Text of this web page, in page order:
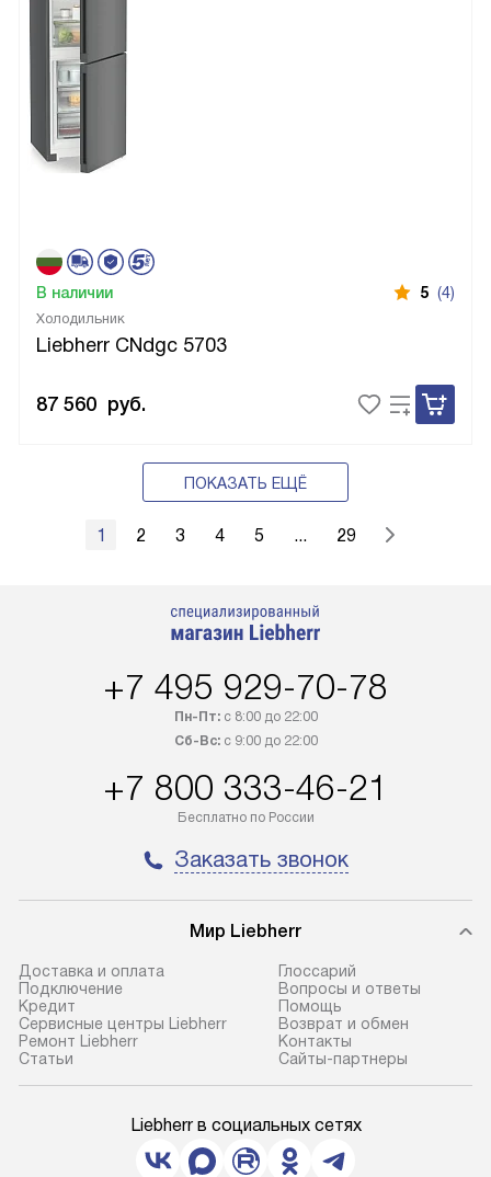
Холодильник
Liebherr CNdgc 5703
В наличии 5 (4)
87 560 руб.
ПОКАЗАТЬ ЕЩЁ
1 2 3 4 5 ... 29
+7 495 929-70-78
Пн-Пт:с 8:00 до 22:00
Сб-Вс:с 9:00 до 22:00
+7 800 333-46-21
Бесплатно по России
Заказать звонок
Мир Liebherr
Доставка и оплата
Подключение
Кредит
Сервисные центры Liebherr
Ремонт Liebherr
Cтатьи
Глоссарий
Вопросы и ответы
Помощь
Возврат и обмен
Контакты
Сайты-партнеры
Liebherr в социальных сетях